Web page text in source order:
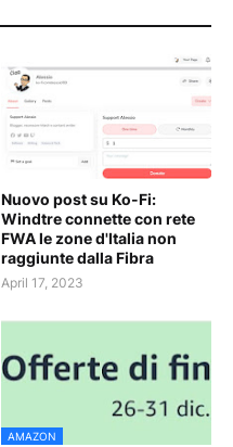
Nuovo post su Ko-Fi:
Windtre connette con rete
FWA le zone d'Italia non
raggiunte dalla Fibra
April 17, 2023
AMAZON